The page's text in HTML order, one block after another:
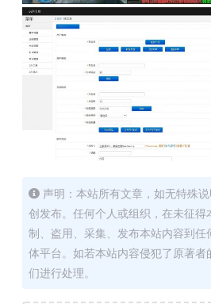
声明：本站所有文章，如无特殊
创发布。任何个人或组织，在未征得
制、盗用、采集、发布本站内容到任
体平台。如若本站内容侵犯了原著
们进行处理。